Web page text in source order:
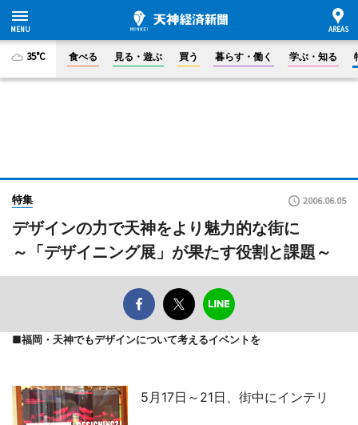
35°C 食べる 見る・遊ぶ 買う 暮らす・働く 学ぶ・知る
特集 2006.06.05
デザインの力で天神をより魅力的な街に
～「デザイニング展」が果たす役割と課題～
■福岡・天神でもデザインについて考えるイベントを
5月17日～21日、街中にインテリ